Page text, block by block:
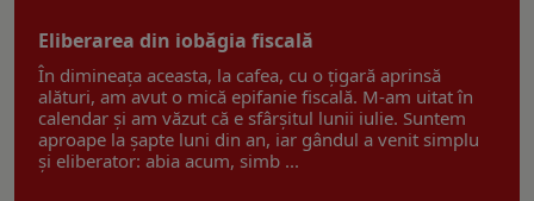
Eliberarea din iobăgia fiscală
În dimineața aceasta, la cafea, cu o țigară aprinsă
alături, am avut o mică epifanie fiscală. M-am uitat în
calendar și am văzut că e sfârșitul lunii iulie. Suntem
aproape la șapte luni din an, iar gândul a venit simplu
și eliberator: abia acum, simb ...